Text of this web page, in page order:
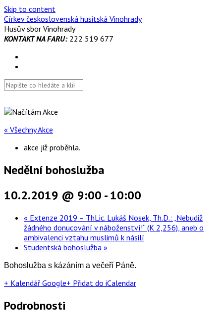
Skip to content
Církev československá husitská Vinohrady
Husův sbor Vinohrady
KONTAKT NA FARU:222 519 677
« Všechny Akce
akce již proběhla.
Nedělní bohoslužba
10.2.2019 @ 9:00 -10:00
« Extenze 2019 – ThLic. Lukáš Nosek, Th.D.: „Nebudiž
žádného donucování v náboženství!“ (K 2,256), aneb o
ambivalenci vztahu muslimů k násilí
Studentská bohoslužba »
Bohoslužba s kázáním a večeří Páně.
+ Kalendář Google+ Přidat do iCalendar
Podrobnosti